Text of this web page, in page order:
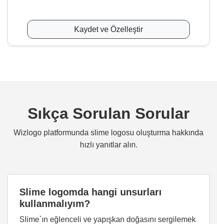
Kaydet ve Özelleştir
Sıkça Sorulan Sorular
Wizlogo platformunda slime logosu oluşturma hakkında
hızlı yanıtlar alın.
Slime logomda hangi unsurları
kullanmalıyım?
Slime`ın eğlenceli ve yapışkan doğasını sergilemek